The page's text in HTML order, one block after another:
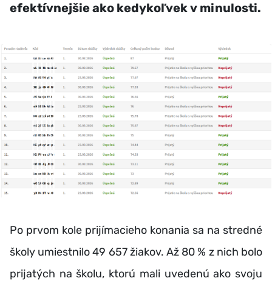
efektívnejšie ako kedykoľvek v minulosti.
Po prvom kole prijímacieho konania sa na stredné
školy umiestnilo 49 657 žiakov. Až 80 % z nich bolo
prijatých na školu, ktorú mali uvedenú ako svoju